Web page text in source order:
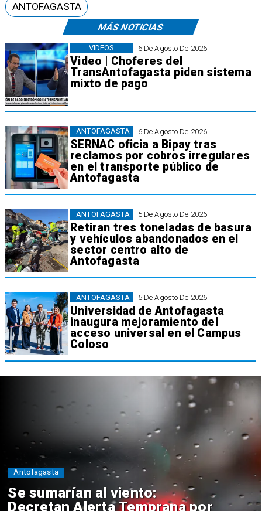
MÁS NOTICIAS
6 De Agosto De 2026
Video | Choferes del
TransAntofagasta piden sistema
mixto de pago
VIDEOS
6 De Agosto De 2026
SERNAC oficia a Bipay tras
reclamos por cobros irregulares
en el transporte público de
Antofagasta
ANTOFAGASTA
5 De Agosto De 2026
Retiran tres toneladas de basura
y vehículos abandonados en el
sector centro alto de
Antofagasta
ANTOFAGASTA
5 De Agosto De 2026
Universidad de Antofagasta
inaugura mejoramiento del
acceso universal en el Campus
Coloso
ANTOFAGASTA
ANTOFAGASTA
Se sumarían al viento:
Decretan Alerta Temprana por
Antofagasta